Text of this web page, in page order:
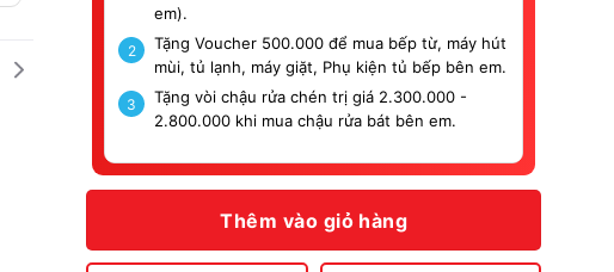
em).
2
Tặng Voucher 500.000 để mua bếp từ, máy hút
mùi, tủ lạnh, máy giặt, Phụ kiện tủ bếp bên em.
3
Tặng vòi chậu rửa chén trị giá 2.300.000 -
2.800.000 khi mua chậu rửa bát bên em.
Thêm vào giỏ hàng